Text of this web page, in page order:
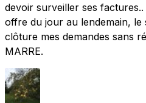
devoir surveiller ses
offre du jour au lendemain, le
clôture mes demandes sans
MARRE.